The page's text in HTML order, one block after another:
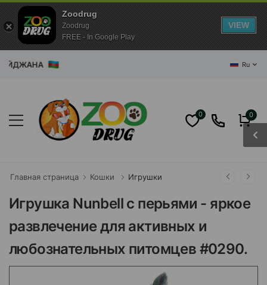
Ru
0 0
Главная страница Кошки Игрушки
Игрушка Nunbell с перьями - яркое
развлечение для активных и
любознательных питомцев #0290.
Zoodrug
Zoodrug
FREE - In Google Play
VIEW